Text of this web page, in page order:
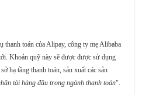
toán của Alipay, công ty mẹ Alibaba
Khoản quỹ này sẽ được được sử dụng
hạ tầng thanh toán, sản xuất các sản
tài hàng đầu trong ngành thanh toán".